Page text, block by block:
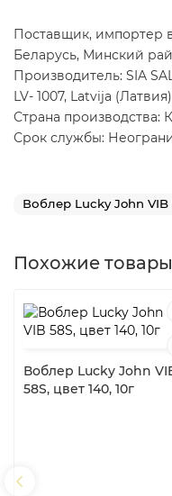
Поставщик,
Беларусь, Минский
Производитель: SIA
LV- 1007, Latvija (Латвия)
Страна производства:
Срок службы:
Воблер Lucky John VIB
Похожие товары
Воблер Lucky John
58S, цвет 140, 10г